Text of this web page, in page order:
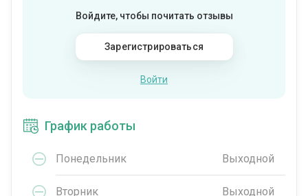
Войдите, чтобы почитать отзывы
Зарегистрироваться
Войти
График работы
Понедельник Выходной
Вторник Выходной